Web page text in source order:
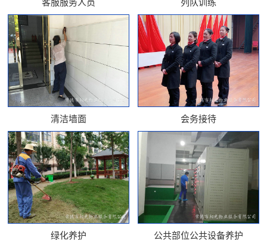
客服服务人员 列队训练
清洁墙面 会务接待
绿化养护 公共部位公共设备养护